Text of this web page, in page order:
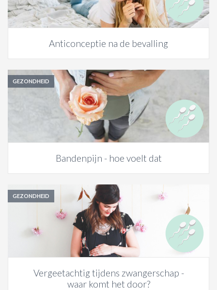
Anticonceptie na de bevalling
GEZONDHEID
Bandenpijn - hoe voelt dat
GEZONDHEID
Vergeetachtig tijdens zwangerschap -
waar komt het door?